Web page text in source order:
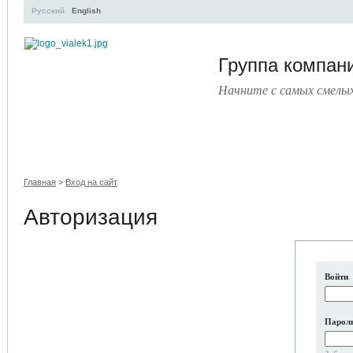
Группа
Начните с самых
Русский English
Главная > Вход на сайт
Авторизация
Войти